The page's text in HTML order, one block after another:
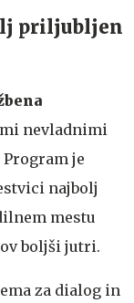
priljubljen
nevladnimi
Program je
najbolj
mestu
boljši jutri.
za dialog in